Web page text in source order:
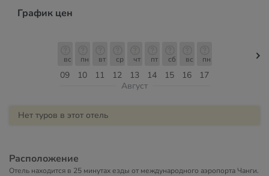
График цен
09
вс
10
пн
11
вт
12
ср
13
чт
14
пт
15
сб
16
вс
17
пн
Август
Нет туров в этот отель
Расположение
Отель находится в 25 минутах езды от международного аэропорта Чанги.